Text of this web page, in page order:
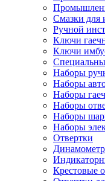
Смазки для
Ручной
Ключи
Ключи
Наборы
Наборы
Наборы
Наборы
Наборы
Наборы
Отвертки
Крестовые